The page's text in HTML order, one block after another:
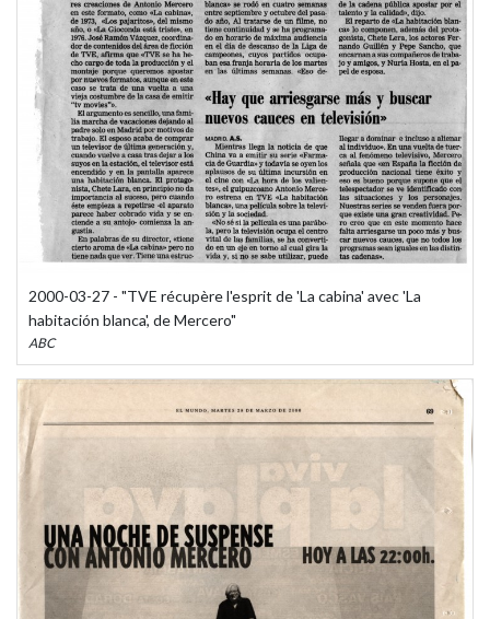
2000-03-27 - "TVE récupère l'esprit de 'La cabina' avec 'La
habitación blanca', de Mercero"
ABC